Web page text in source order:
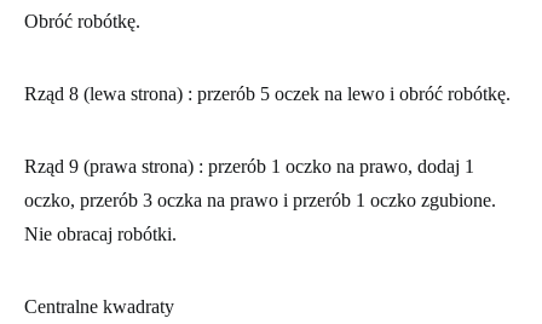
Obróć robótkę.
Rząd 8 (lewa strona) : przerób 5 oczek na lewo i obróć robótkę.
Rząd 9 (prawa strona) : przerób 1 oczko na prawo, dodaj 1
oczko, przerób 3 oczka na prawo i przerób 1 oczko zgubione.
Nie obracaj robótki.
Centralne kwadraty